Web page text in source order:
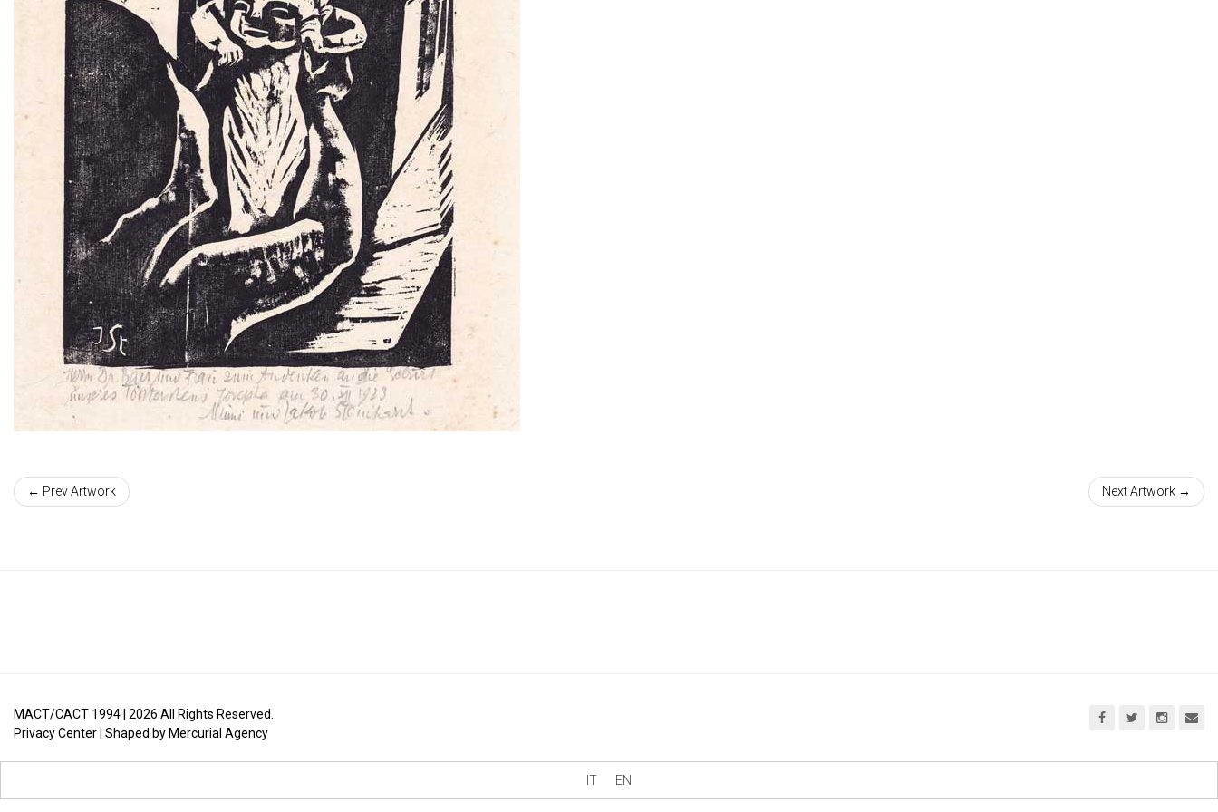
← Prev Artwork Next Artwork →
MACT/CACT 1994 | 2026 All Rights Reserved.
Privacy Center| Shaped byMercurial Agency
IT EN